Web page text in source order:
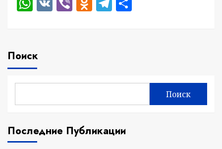
Поиск
Поиск
Последние Публикации